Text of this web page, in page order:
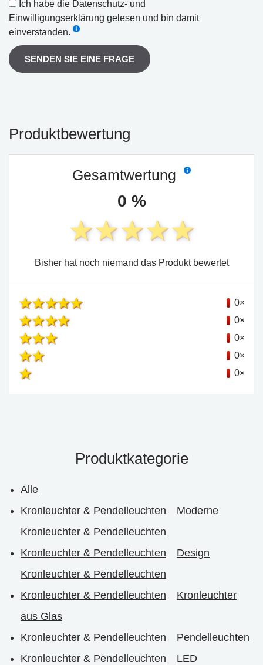
Ich habe die Datenschutz- und
Einwilligungserklärung gelesen und bin damit
einverstanden.
SENDEN SIE EINE FRAGE
Produktbewertung
Gesamtwertung
0 %
Bisher hat noch niemand das Produkt bewertet
0×
0×
0×
0×
0×
Produktkategorie
Alle
Kronleuchter & Pendelleuchten
Moderne
Kronleuchter & Pendelleuchten
Kronleuchter & Pendelleuchten
Design
Kronleuchter & Pendelleuchten
Kronleuchter & Pendelleuchten
Kronleuchter
aus Glas
Kronleuchter & Pendelleuchten
Pendelleuchten
Kronleuchter & Pendelleuchten
LED